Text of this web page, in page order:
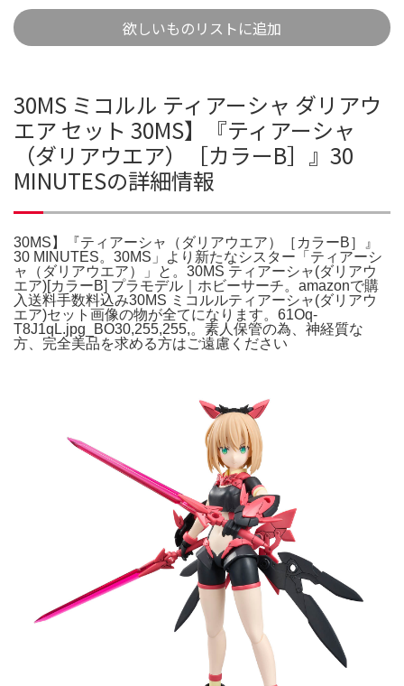
欲しいものリストに追加
30MS ミコルル ティアーシャ ダリアウ
エア セット 30MS】『ティアーシャ
（ダリアウエア）［カラーB］』30
MINUTESの詳細情報
30MS】『ティアーシャ（ダリアウエア）［カラーB］』
30 MINUTES。30MS」より新たなシスター「ティアーシ
ャ（ダリアウエア）」と。30MS ティアーシャ(ダリアウ
エア)[カラーB] プラモデル｜ホビーサーチ。amazonで購
入送料手数料込み30MS ミコルルティアーシャ(ダリアウ
エア)セット画像の物が全てになります。61Oq-
T8J1qL.jpg_BO30,255,255,。素人保管の為、神経質な
方、完全美品を求める方はご遠慮ください